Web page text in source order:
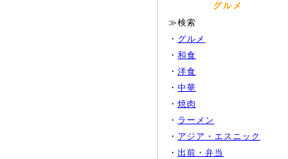
グルメ
≫検索
・ グルメ
・ 和食
・ 洋食
・ 中華
・ 焼肉
・ ラーメン
・ アジア・エスニック
・ 出前・弁当